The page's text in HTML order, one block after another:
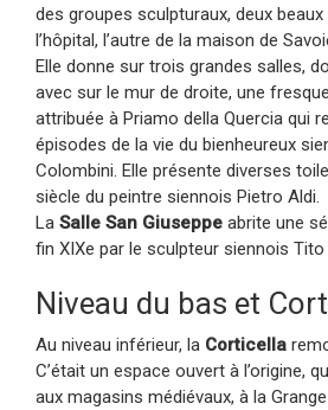
des groupes sculpturaux, deux beaux
l’hôpital, l’autre de la maison de
Elle donne sur trois grandes salles,
avec sur le mur de droite, une
attribuée à Priamo della Quercia qui
épisodes de la vie du bienheureux
Colombini. Elle présente diverses
siècle du peintre siennois Pietro Aldi.
La Salle San Giuseppe abrite une
fin XIXe par le sculpteur siennois
Niveau du bas et
Au niveau inférieur, la Corticella
C’était un espace ouvert à l’origine,
aux magasins médiévaux, à la